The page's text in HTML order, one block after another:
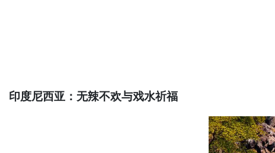
印度尼西亚：无辣不欢与戏水祈福